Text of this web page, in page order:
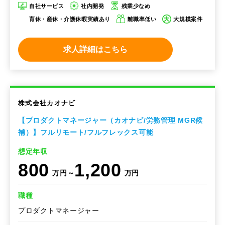
自社サービス 社内開発 残業少なめ
育休・産休・介護休暇実績あり 離職率低い 大規模案件
求人詳細はこちら
株式会社カオナビ
【プロダクトマネージャー（カオナビ/労務管理 MGR候
補）】フルリモート/フルフレックス可能
想定年収
800 万円～ 1,200 万円
職種
プロダクトマネージャー